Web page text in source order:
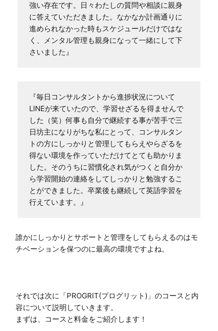
強い存在です。日々わたしの質問や相談に親身
に答えていただきました。なかなか計画通りに
進められなかった時もスケジュールだけではな
く、メンタル管理も親身になって一緒にして下
さいました』
『毎日コンサルタントから進捗状況について
LINEが来ていたので、学習せざるを得ませんで
した（笑）何事も自分で継続する事が苦手で三
日坊主になりがちな私にとって、コンサルタン
トの方にしっかりと管理してもらえやらざるを
得ない環境を作っていただけてとても助かりま
した。そのうちに習慣化され気がつくと自分か
ら学習開始の連絡をしてしっかりと勉強するこ
とができました。卒業後も継続して英語学習を
行えています。』
誰かにしっかりとサポートと管理をしてもらえるのはモ
チベーションを保つのに最高の環境ですよね。
それでは次に「PROGRIT(プログリット)」のコースと内
容について説明していきます。
まずは、コースと料金をご紹介します！